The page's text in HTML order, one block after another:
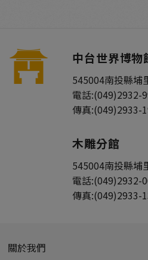
中台世界博物
545004南投縣埔
電話:(049)2932-
傳真:(049)2933-
木雕分館
545004南投縣埔
電話:(049)2932-
傳真:(049)2933-
關於我們